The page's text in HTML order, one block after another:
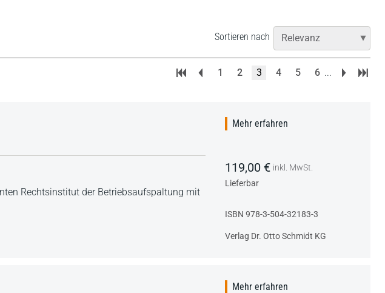
Sortieren nach
1 2 3 4 5 6 ...
Rechtsinstitut der Betriebsaufspaltung mit
Mehr erfahren
119,00 € inkl. MwSt.
Lieferbar
ISBN 978-3-504-32183-3
Verlag Dr. Otto Schmidt KG
Mehr erfahren